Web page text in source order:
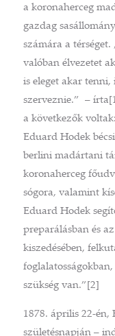
a koronaherceg
gazdag
számára a
valóban élvezetet
is eleget akar tenni,
szerveznie.” –
a következők
Eduard Hodek
berlini madártani
koronaherceg
sógora, valamint
Eduard Hodek
preparálásban és
kiszedésében,
szükség van.”[2]
1878. április 22-én,
születésnapján –